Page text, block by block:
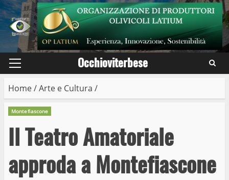
Skip
to
content
Primary
Occhioviterbese
Home/Arte e Cultura /
Montefiascone
Il Teatro Amatoriale
approda a Montefiascone